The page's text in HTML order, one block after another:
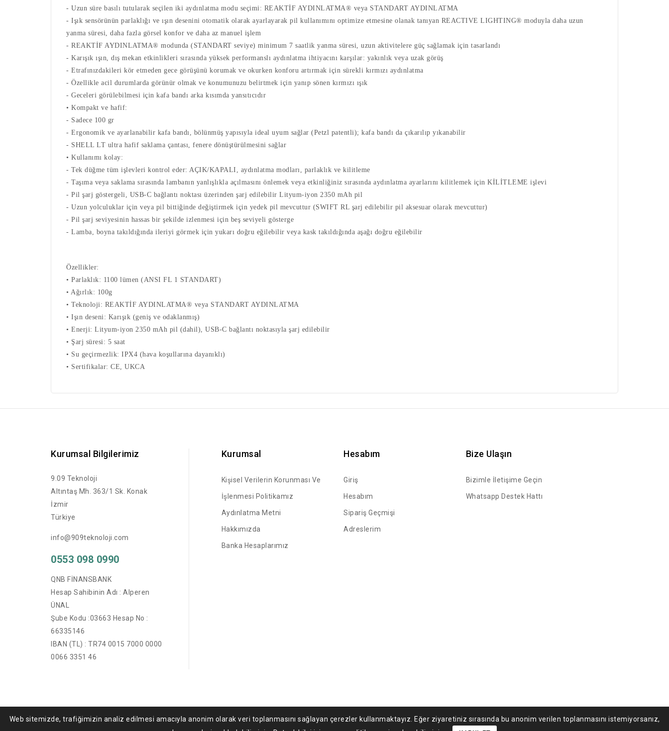
- Uzun süre basılı tutularak seçilen iki aydınlatma modu seçimi: REAKTİF AYDINLATMA® veya STANDART AYDINLATMA
- Işık sensörünün parlaklığı ve ışın desenini otomatik olarak ayarlayarak pil kullanımını optimize etmesine olanak tanıyan REACTIVE LIGHTING® moduyla daha uzun
yanma süresi, daha fazla görsel konfor ve daha az manuel işlem
- REAKTİF AYDINLATMA® modunda (STANDART seviye) minimum 7 saatlik yanma süresi, uzun aktivitelere güç sağlamak için tasarlandı
- Karışık ışın, dış mekan etkinlikleri sırasında yüksek performanslı aydınlatma ihtiyacını karşılar: yakınlık veya uzak görüş
- Etrafınızdakileri kör etmeden gece görüşünü korumak ve okurken konforu artırmak için sürekli kırmızı aydınlatma
- Özellikle acil durumlarda görünür olmak ve konumunuzu belirtmek için yanıp sönen kırmızı ışık
- Geceleri görülebilmesi için kafa bandı arka kısımda yansıtıcıdır
• Kompakt ve hafif:
- Sadece 100 gr
- Ergonomik ve ayarlanabilir kafa bandı, bölünmüş yapısıyla ideal uyum sağlar (Petzl patentli); kafa bandı da çıkarılıp yıkanabilir
- SHELL LT ultra hafif saklama çantası, fenere dönüştürülmesini sağlar
• Kullanımı kolay:
- Tek düğme tüm işlevleri kontrol eder: AÇIK/KAPALI, aydınlatma modları, parlaklık ve kilitleme
- Taşıma veya saklama sırasında lambanın yanlışlıkla açılmasını önlemek veya etkinliğiniz sırasında aydınlatma ayarlarını kilitlemek için KİLİTLEME işlevi
- Pil şarj göstergeli, USB-C bağlantı noktası üzerinden şarj edilebilir Lityum-iyon 2350 mAh pil
- Uzun yolculuklar için veya pil bittiğinde değiştirmek için yedek pil mevcuttur (SWIFT RL şarj edilebilir pil aksesuar olarak mevcuttur)
- Pil şarj seviyesinin hassas bir şekilde izlenmesi için beş seviyeli gösterge
- Lamba, boyna takıldığında ileriyi görmek için yukarı doğru eğilebilir veya kask takıldığında aşağı doğru eğilebilir
Özellikler:
• Parlaklık: 1100 lümen (ANSI FL 1 STANDART)
• Ağırlık: 100g
• Teknoloji: REAKTİF AYDINLATMA® veya STANDART AYDINLATMA
• Işın deseni: Karışık (geniş ve odaklanmış)
• Enerji: Lityum-iyon 2350 mAh pil (dahil), USB-C bağlantı noktasıyla şarj edilebilir
• Şarj süresi: 5 saat
• Su geçirmezlik: IPX4 (hava koşullarına dayanıklı)
• Sertifikalar: CE, UKCA
Kurumsal Bilgilerimiz
9.09 Teknoloji
Altıntaş Mh. 363/1 Sk. Konak
İzmir
Türkiye
info@909teknoloji.com
0553 098 0990
QNB FİNANSBANK
Hesap Sahibinin Adı : Alperen
ÜNAL
Şube Kodu :03663 Hesap No :
66335146
IBAN (TL) : TR74 0015 7000 0000
0066 3351 46
Kurumsal
Kişisel Verilerin Korunması Ve
İşlenmesi Politikamız
Aydınlatma Metni
Hakkımızda
Banka Hesaplarımız
Hesabım
Giriş
Hesabım
Sipariş Geçmişi
Adreslerim
Bize Ulaşın
Bizimle İletişime Geçin
Whatsapp Destek Hattı
Web sitemizde, trafiğimizin analiz edilmesi amacıyla anonim olarak veri toplanmasını sağlayan çerezler kullanmaktayız. Eğer ziyaretiniz sırasında bu anonim verilen toplanmasını istemiyorsanız,